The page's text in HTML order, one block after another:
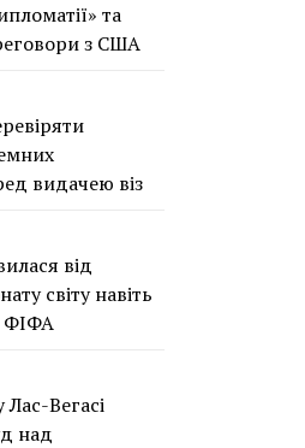
та
з США
видачею віз
від
світу навіть
ФІФА
Лас-Вегасі
над